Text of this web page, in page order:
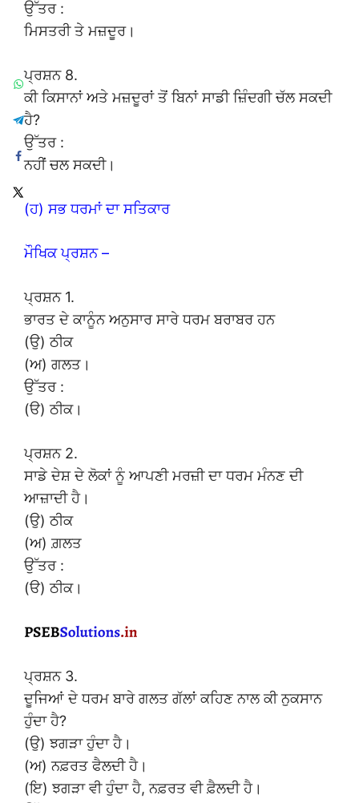
ਉੱਤਰ :
ਮਿਸਤਰੀ ਤੇ ਮਜ਼ਦੂਰ।
ਪ੍ਰਸ਼ਨ 8.
ਕੀ ਕਿਸਾਨਾਂ ਅਤੇ ਮਜ਼ਦੂਰਾਂ ਤੋਂ ਬਿਨਾਂ ਸਾਡੀ ਜ਼ਿੰਦਗੀ ਚੱਲ ਸਕਦੀ
ਹੈ?
ਉੱਤਰ :
ਨਹੀਂ ਚਲ ਸਕਦੀ।
(ਹ) ਸਭ ਧਰਮਾਂ ਦਾ ਸਤਿਕਾਰ
ਮੌਖਿਕ ਪ੍ਰਸ਼ਨ –
ਪ੍ਰਸ਼ਨ 1.
ਭਾਰਤ ਦੇ ਕਾਨੂੰਨ ਅਨੁਸਾਰ ਸਾਰੇ ਧਰਮ ਬਰਾਬਰ ਹਨ
(ਉ) ਠੀਕ
(ਅ) ਗਲਤ।
ਉੱਤਰ :
(ੳ) ਠੀਕ।
ਪ੍ਰਸ਼ਨ 2.
ਸਾਡੇ ਦੇਸ਼ ਦੇ ਲੋਕਾਂ ਨੂੰ ਆਪਣੀ ਮਰਜ਼ੀ ਦਾ ਧਰਮ ਮੰਨਣ ਦੀ
ਆਜ਼ਾਦੀ ਹੈ।
(ਉ) ਠੀਕ
(ਅ) ਗ਼ਲਤ
ਉੱਤਰ :
(ੳ) ਠੀਕ।
ਪ੍ਰਸ਼ਨ 3.
ਦੂਜਿਆਂ ਦੇ ਧਰਮ ਬਾਰੇ ਗਲਤ ਗੱਲਾਂ ਕਹਿਣ ਨਾਲ ਕੀ ਨੁਕਸਾਨ
ਹੁੰਦਾ ਹੈ?
(ਉ) ਝਗੜਾ ਹੁੰਦਾ ਹੈ।
(ਅ) ਨਫ਼ਰਤ ਫੈਲਦੀ ਹੈ।
(ਇ) ਝਗੜਾ ਵੀ ਹੁੰਦਾ ਹੈ, ਨਫ਼ਰਤ ਵੀ ਫ਼ੈਲਦੀ ਹੈ।